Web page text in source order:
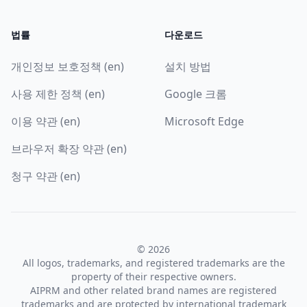
법률
개인정보 보호정책 (en)
사용 제한 정책 (en)
이용 약관 (en)
브라우저 확장 약관 (en)
청구 약관 (en)
다운로드
설치 방법
Google 크롬
Microsoft Edge
© 2026
All logos, trademarks, and registered trademarks are the
property of their respective owners.
AIPRM and other related brand names are registered
trademarks and are protected by international trademark